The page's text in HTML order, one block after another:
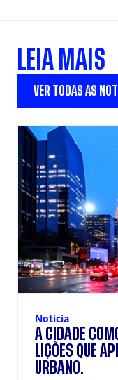
LEIA MAIS
VER TODAS AS
Notícia
A CIDADE
LIÇÕES QUE
URBANO.